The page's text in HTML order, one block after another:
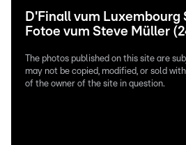
D'Finall vum Luxembourg
Fotoe vum Steve Müller
The photos published on this site are
may not be copied, modified, or sold
of the owner of the site in question.